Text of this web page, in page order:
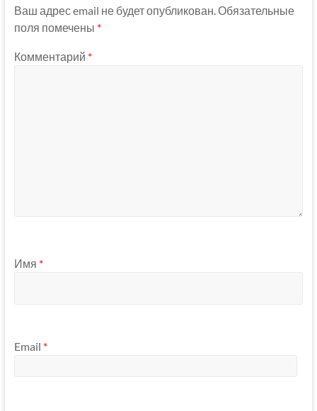
Ваш адрес email не будет опубликован. Обязательные
поля помечены *
Комментарий *
Имя *
Email *